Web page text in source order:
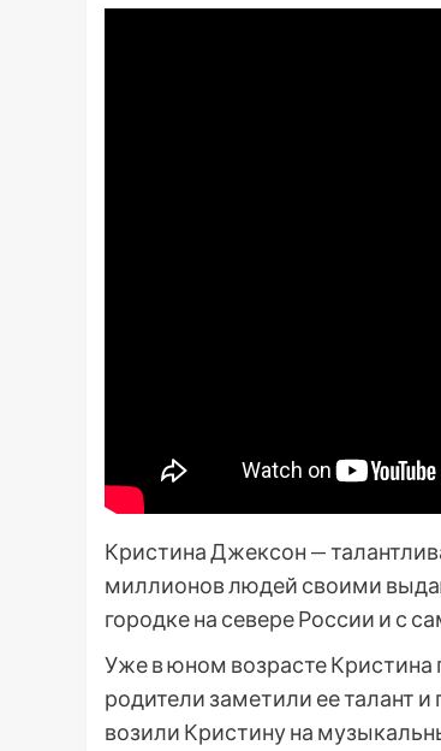
Кристина Джексон —
миллионов людей своими
городке на севере России и с
Уже в юном возрасте Кристина
родители заметили ее талант
возили Кристину на